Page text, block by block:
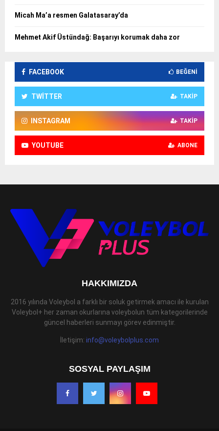
Micah Ma’a resmen Galatasaray’da
Mehmet Akif Üstündağ: Başarıyı korumak daha zor
FACEBOOK BEĞENI
TWITTER TAKIP
INSTAGRAM TAKIP
YOUTUBE ABONE
HAKKIMIZDA
2016 yılında Voleybol a farklı bir soluk getirmek amacı ile kurulan
Voleybol+ her zaman okurlarına voleybolun tüm kategorilerinde
güncel haberleri sunmayı görev edinmiştir.
İletişim: info@voleybolplus.com
SOSYAL PAYLAŞIM